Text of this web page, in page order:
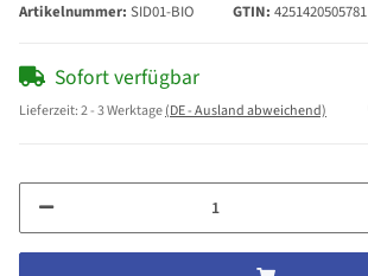
Artikelnummer: SID01-BIO GTIN: 4251420505781
Sofort verfügbar
Lieferzeit:2 - 3 Werktage(DE - Ausland abweichend)